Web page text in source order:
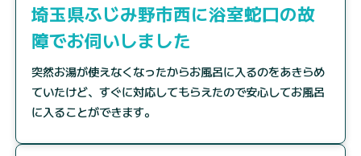
埼玉県ふじみ野市西に浴室蛇口の故
障でお伺いしました
突然お湯が使えなくなったからお風呂に入るのをあきらめ
ていたけど、すぐに対応してもらえたので安心してお風呂
に入ることができます。